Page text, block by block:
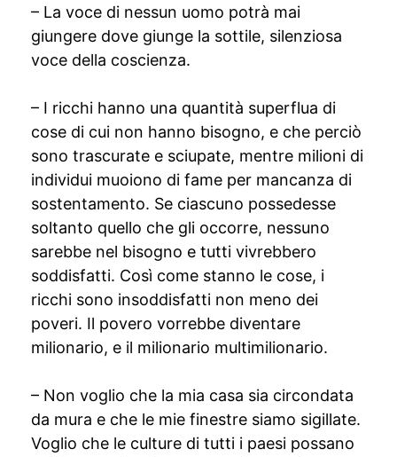
– La voce di nessun uomo potrà mai
giungere dove giunge la sottile, silenziosa
voce della coscienza.
– I ricchi hanno una quantità superflua di
cose di cui non hanno bisogno, e che perciò
sono trascurate e sciupate, mentre milioni di
individui muoiono di fame per mancanza di
sostentamento. Se ciascuno possedesse
soltanto quello che gli occorre, nessuno
sarebbe nel bisogno e tutti vivrebbero
soddisfatti. Così come stanno le cose, i
ricchi sono insoddisfatti non meno dei
poveri. Il povero vorrebbe diventare
milionario, e il milionario multimilionario.
– Non voglio che la mia casa sia circondata
da mura e che le mie finestre siamo sigillate.
Voglio che le culture di tutti i paesi possano